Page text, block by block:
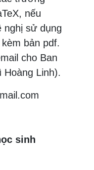
nếu
nghị sử dụng
bản pdf.
cho Ban
Hoàng Linh).
sinh